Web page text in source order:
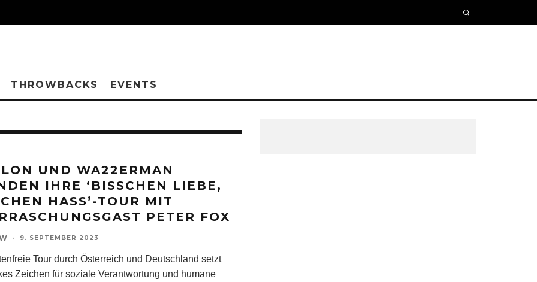
THROWBACKS EVENTS
UND WA22ERMAN
IHRE ‘BISSCHEN LIEBE,
HASS’-TOUR MIT
PETER FOX
· 9. SEPTEMBER 2023
Tour durch Österreich und Deutschland setzt
Zeichen für soziale Verantwortung und humane